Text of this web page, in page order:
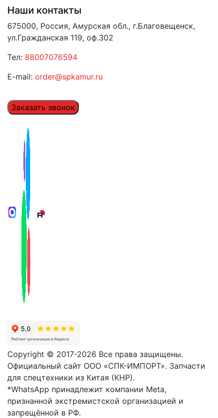
Наши контакты
675000, Россия, Амурская обл., г.Благовещенск,
ул.Гражданская 119, оф.302
Тел: 88007076594
E-mail: order@spkamur.ru
Заказать звонок
Copyright © 2017-2026 Все права защищены.
Официальный сайт ООО «СПК-ИМПОРТ». Запчасти
для спецтехники из Китая (КНР).
*WhatsApp принадлежит компании Meta,
признанной экстремистской организацией и
запрещённой в РФ.